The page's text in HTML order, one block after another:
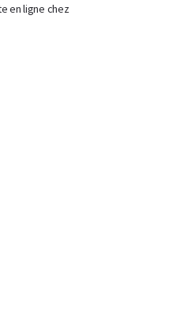
en ligne chez